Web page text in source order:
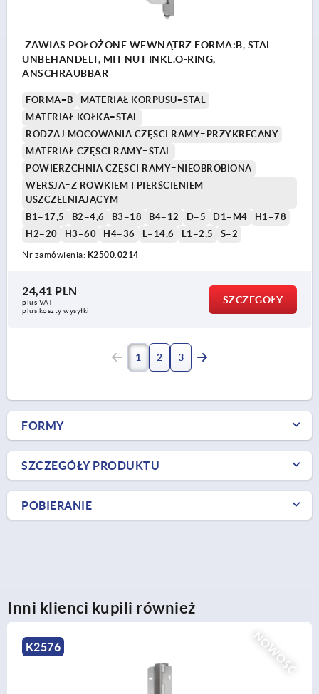
ZAWIAS POŁOŻONE WEWNĄTRZ FORMA:B, STAL
UNBEHANDELT, MIT NUT INKL.O-RING,
ANSCHRAUBBAR
FORMA=B
MATERIAŁ KORPUSU=STAL
MATERIAŁ KOŁKA=STAL
RODZAJ MOCOWANIA CZĘŚCI RAMY=PRZYKRECANY
MATERIAŁ CZĘŚCI RAMY=STAL
POWIERZCHNIA CZĘŚCI RAMY=NIEOBROBIONA
WERSJA=Z ROWKIEM I PIERŚCIENIEM
USZCZELNIAJĄCYM
B1=17,5
B2=4,6 B3=18 B4=12 D=5 D1=M4
H1=78
H2=20
H3=60 H4=36 L=14,6 L1=2,5 S=2
Nr zamówienia: K2500.0214
24,41 PLN
plus VAT
plus koszty wysyłki
SZCZEGÓŁY
1 2 3
FORMY
SZCZEGÓŁY PRODUKTU
POBIERANIE
Inni klienci kupili również
K1448